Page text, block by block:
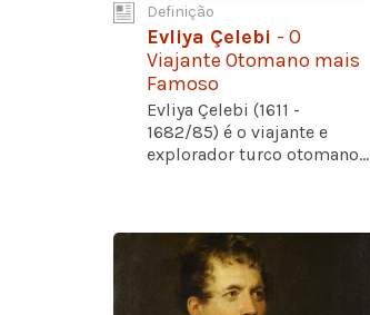
Definição
Evliya Çelebi - O
Viajante Otomano mais
Famoso
Evliya Çelebi (1611 -
1682/85) é o viajante e
explorador turco otomano...